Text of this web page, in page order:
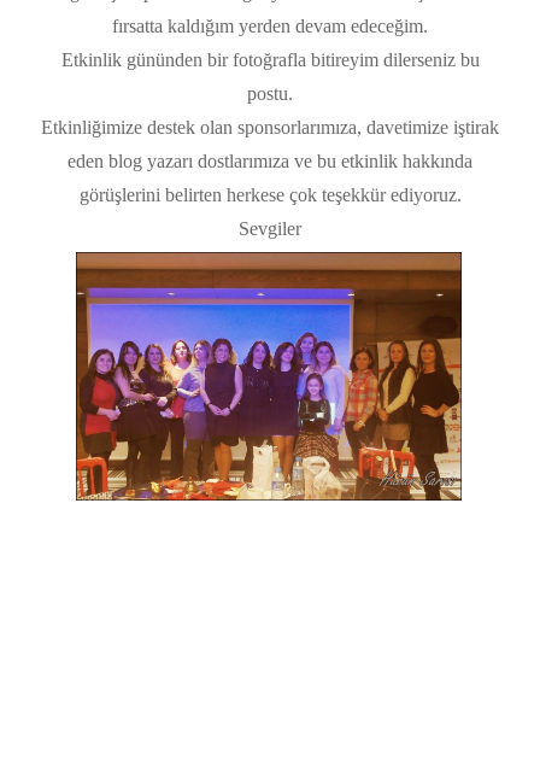
fırsatta kaldığım yerden devam edeceğim.
Etkinlik gününden bir fotoğrafla bitireyim dilerseniz bu
postu.
Etkinliğimize destek olan sponsorlarımıza, davetimize iştirak
eden blog yazarı dostlarımıza ve bu etkinlik hakkında
görüşlerini belirten herkese çok teşekkür ediyoruz.
Sevgiler